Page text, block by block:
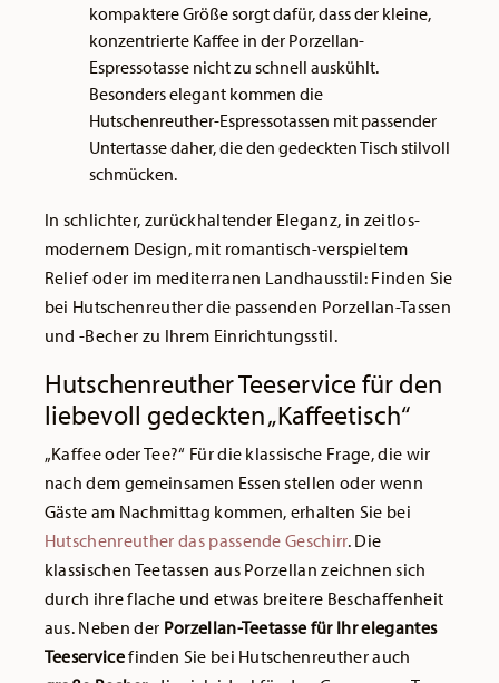
kompaktere Größe sorgt dafür, dass der kleine,
konzentrierte Kaffee in der Porzellan-
Espressotasse nicht zu schnell auskühlt.
Besonders elegant kommen die
Hutschenreuther-Espressotassen mit passender
Untertasse daher, die den gedeckten Tisch stilvoll
schmücken.
In schlichter, zurückhaltender Eleganz, in zeitlos-
modernem Design, mit romantisch-verspieltem
Relief oder im mediterranen Landhausstil: Finden Sie
bei Hutschenreuther die passenden Porzellan-Tassen
und -Becher zu Ihrem Einrichtungsstil.
Hutschenreuther Teeservice für den
liebevoll gedeckten „Kaffeetisch“
„Kaffee oder Tee?“ Für die klassische Frage, die wir
nach dem gemeinsamen Essen stellen oder wenn
Gäste am Nachmittag kommen, erhalten Sie bei
Hutschenreuther das passende Geschirr. Die
klassischen Teetassen aus Porzellan zeichnen sich
durch ihre flache und etwas breitere Beschaffenheit
aus. Neben der Porzellan-Teetasse für Ihr elegantes
Teeservicefinden Sie bei Hutschenreuther auch